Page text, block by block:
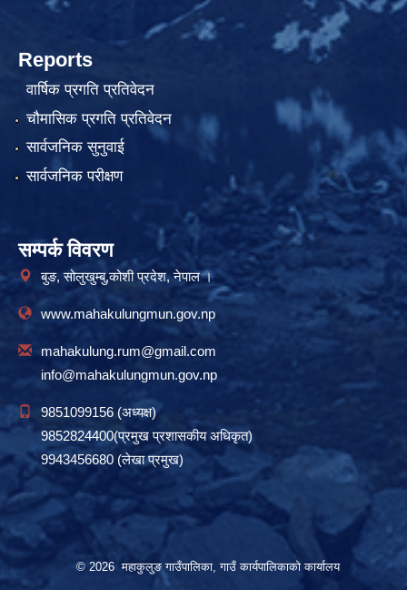
Reports
वार्षिक प्रगति प्रतिवेदन
चौमासिक प्रगति प्रतिवेदन
सार्वजनिक सुनुवाई
सार्वजनिक परीक्षण
सम्पर्क विवरण
बुङ, सोलुखुम्बु,कोशी प्रदेश, नेपाल ।
www.mahakulungmun.gov.np
mahakulung.rum@gmail.com
info@mahakulungmun.gov.np
9851099156 (अध्यक्ष)
9852824400(प्रमुख प्रशासकीय अधिकृत)
9943456680 (लेखा प्रमुख)
© 2026 महाकुलुङ गाउँपालिका, गाउँ कार्यपालिकाको कार्यालय